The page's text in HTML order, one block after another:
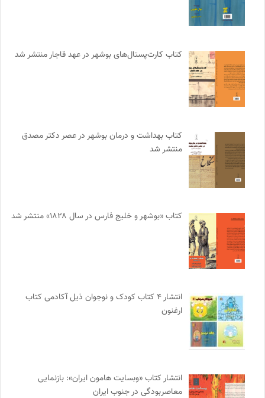
کتاب کارت‌پستال‌های بوشهر در عهد قاجار منتشر شد
کتاب بهداشت و درمان بوشهر در عصر دکتر مصدق
منتشر شد
کتاب «بوشهر و خلیج فارس در سال ۱۸۲۸» منتشر شد
انتشار ۴ کتاب کودک و نوجوان ذیل آکادمی کتاب
ارغنون
انتشار کتاب «وبسایت هامون ایران»: بازنمایی
معاصربودگی در جنوب ایران